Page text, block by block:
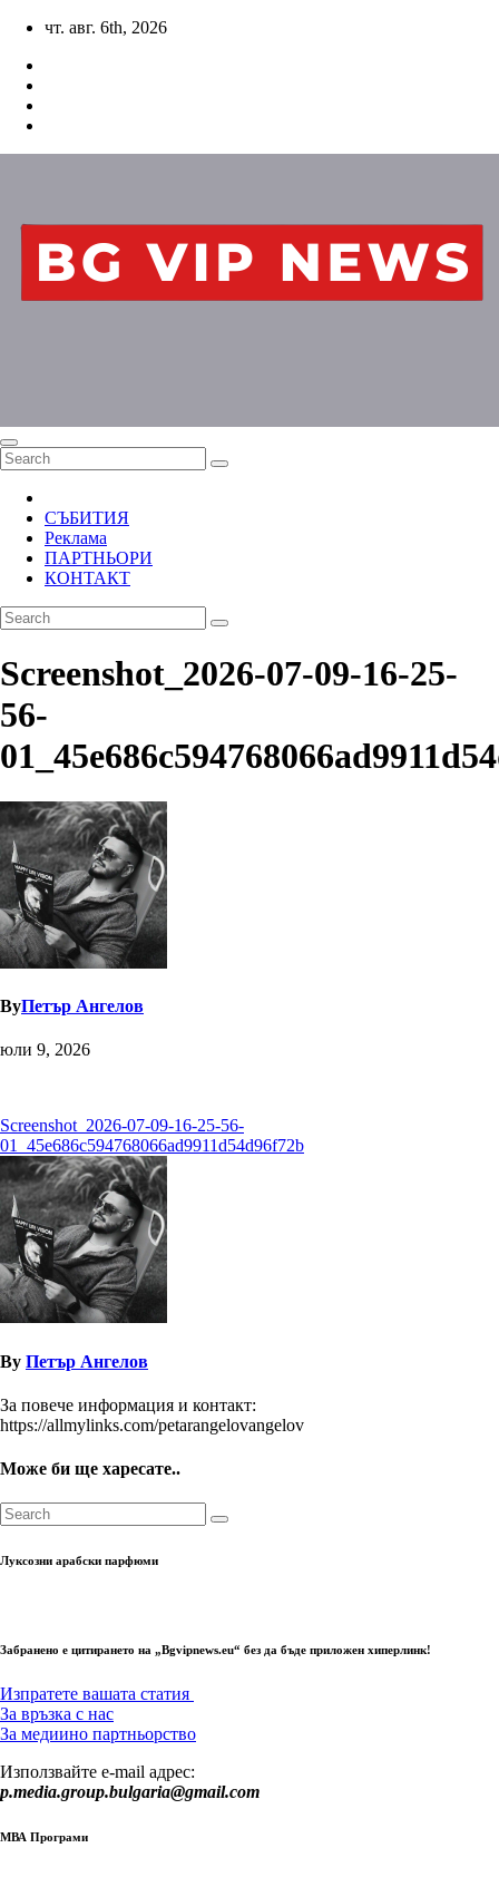
Skip
content
чт. авг. 6th, 2026
СЪБИТИЯ
Реклама
ПАРТНЬОРИ
КОНТАКТ
Screenshot_2026-07-09-16-25-
56-
ByПетър Ангелов
юли 9, 2026
Навигация
Screenshot_2026-07-09-16-25-56-
01_45e686c594768066ad9911d54d96f72b
By Петър Ангелов
За повече информация и контакт:
https://allmylinks.com/petarangelovangelov
Може би ще харесате..
Луксозни арабски парфюми
Забранено е цитирането на „Bgvipnews.eu“ без да бъде приложен хиперлинк!
Изпратете вашата статия
За връзка с нас
За медиино партньорство
Използвайте e-mail адрес:
p.media.group.bulgaria@gmail.com
МВА Програми